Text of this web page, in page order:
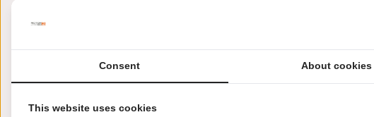
Hoogeveen
Consent About cookies
This website uses cookies